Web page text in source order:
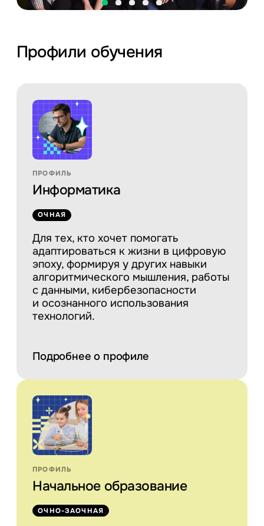
Профили обучения
ПРОФИЛЬ
Информатика
ОЧНАЯ
Для тех, кто хочет помогать
адаптироваться к жизни в цифровую
эпоху, формируя у других навыки
алгоритмического мышления, работы
с данными, кибербезопасности
и осознанного использования
технологий.
Подробнее о профиле
ПРОФИЛЬ
Начальное образование
ОЧНО-ЗАОЧНАЯ